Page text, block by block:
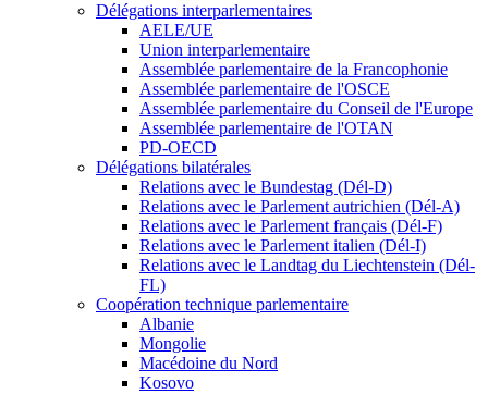
Délégations interparlementaires
AELE/UE
Union interparlementaire
Assemblée parlementaire de la Francophonie
Assemblée parlementaire de l'OSCE
Assemblée parlementaire du Conseil de l'Europe
Assemblée parlementaire de l'OTAN
PD-OECD
Délégations bilatérales
Relations avec le Bundestag (Dél-D)
Relations avec le Parlement autrichien (Dél-A)
Relations avec le Parlement français (Dél-F)
Relations avec le Parlement italien (Dél-I)
Relations avec le Landtag du Liechtenstein (Dél-
FL)
Coopération technique parlementaire
Albanie
Mongolie
Macédoine du Nord
Kosovo